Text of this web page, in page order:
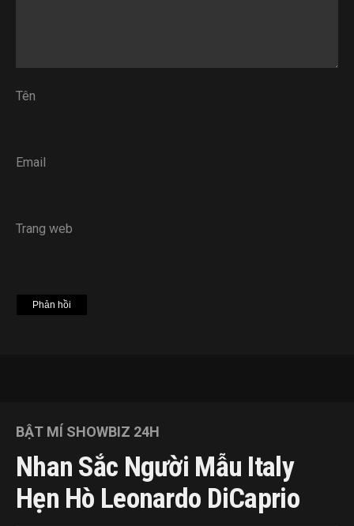
Tên
Email
Trang web
BẬT MÍ SHOWBIZ 24H
Nhan Sắc Người Mẫu Italy
Hẹn Hò Leonardo DiCaprio